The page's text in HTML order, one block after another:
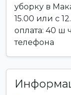
уборку в
15.00 или с
оплата: 40 ш
телефона